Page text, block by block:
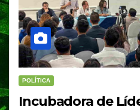
POLÍTICA
Incubadora de